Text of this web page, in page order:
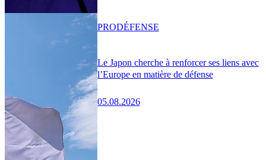
Le Japon cherche à renforcer ses liens avec
l’Europe en matière de défense
05.08.2026
PRODÉFENSE